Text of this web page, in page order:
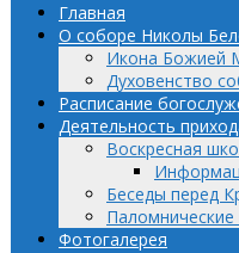
Главная
О соборе Николы
Икона Божией
Духовенство
Расписание
Деятельность
Воскресная
Беседы перед
Паломнические
Фотогалерея